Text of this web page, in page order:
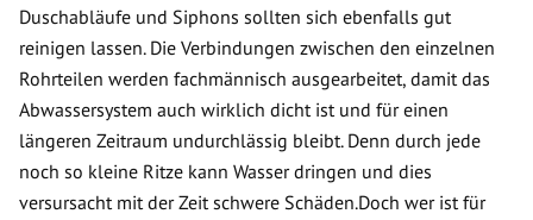
Duschabläufe und Siphons sollten sich ebenfalls gut
reinigen lassen. Die Verbindungen zwischen den einzelnen
Rohrteilen werden fachmännisch ausgearbeitet, damit das
Abwassersystem auch wirklich dicht ist und für einen
längeren Zeitraum undurchlässig bleibt. Denn durch jede
noch so kleine Ritze kann Wasser dringen und dies
versursacht mit der Zeit schwere Schäden.Doch wer ist für